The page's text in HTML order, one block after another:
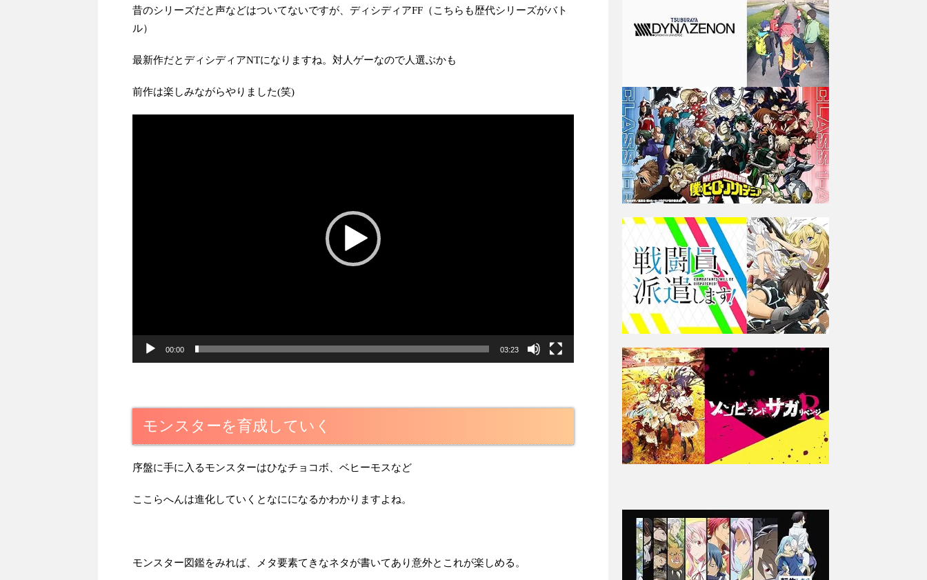
昔のシリーズだと声などはついてないですが、ディシディアFF（こちらも歴代シリーズがバト
ル）
最新作だとディシディアNTになりますね。対人ゲーなので人選ぶかも
前作は楽しみながらやりました(笑)
00:00 03:23
モンスターを育成していく
序盤に手に入るモンスターはひなチョコボ、ベヒーモスなど
ここらへんは進化していくとなにになるかわかりますよね。
モンスター図鑑をみれば、メタ要素てきなネタが書いてあり意外とこれが楽しめる。